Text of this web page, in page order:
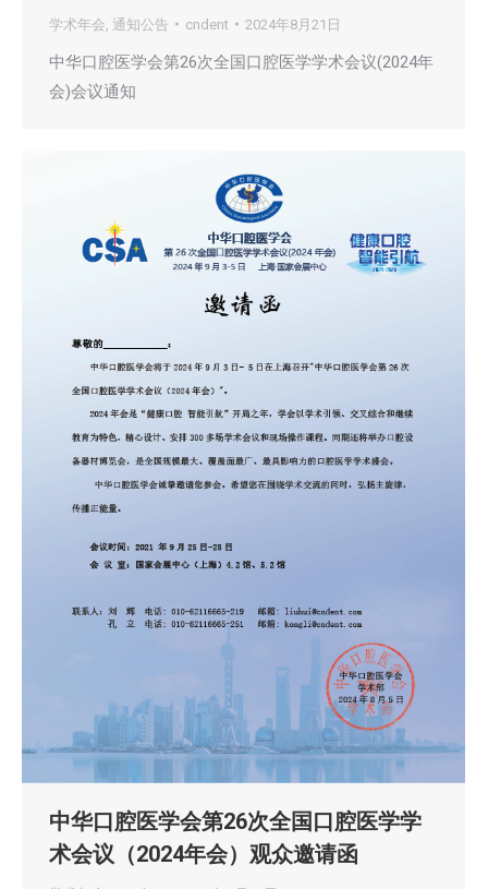
学术年会 通知公告 cndent 2024年8月21日
中华口腔医学会第26次全国口腔医学学术会议(2024年
会)会议通知
中华口腔医学会第26次全国口腔医学学
术会议（2024年会）观众邀请函